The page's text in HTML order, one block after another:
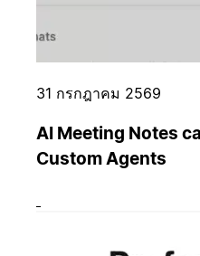
31 กรกฎาคม 2569
AI Meeting Notes
Custom Agents